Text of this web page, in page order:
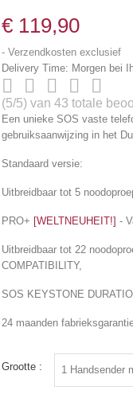
€ 119,90
Verzendkosten exclusief
Delivery Time: Morgen bei
    
(5/5) van 43 totale
Een unieke SOS vaste
gebruiksaanwijzing in het
Standaard versie:
Uitbreidbaar tot 5
PRO+ [WELTNEUHEIT!] -
Uitbreidbaar tot 22
COMPATIBILITY,
SOS KEYSTONE
24 maanden
Grootte :